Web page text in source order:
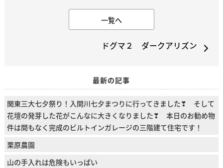
一覧へ
ドグマ２ ダークアリズン
最新の記事
関東三大七夕祭り！入間川七夕まつりに行ってきました❣ そして
花壇の発芽した花がこんなに大きくなりました❣ 本日のお勧め物
件は間もなく完成のビルトインガレージの三階建て住宅です！
栗原農園
山の手入れは危険もいっぱい